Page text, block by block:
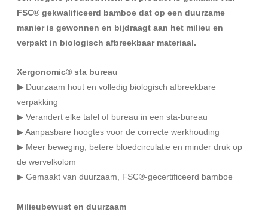
FSC® gekwalificeerd bamboe dat op een duurzame
manier is gewonnen en bijdraagt aan het milieu en
verpakt in biologisch afbreekbaar materiaal.
Xergonomic® sta bureau
▶ Duurzaam hout en volledig biologisch afbreekbare
verpakking
▶ Verandert elke tafel of bureau in een sta-bureau
▶ Aanpasbare hoogtes voor de correcte werkhouding
▶ Meer beweging, betere bloedcirculatie en minder druk op
de wervelkolom
▶ Gemaakt van duurzaam, FSC®-gecertificeerd bamboe
Milieubewust en duurzaam